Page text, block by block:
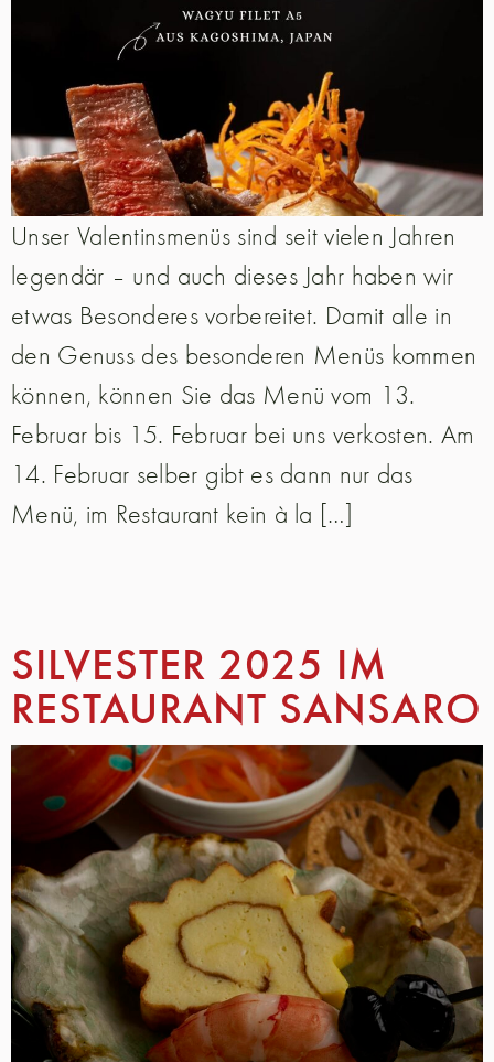
Unser Valentinsmenüs sind seit vielen Jahren
legendär – und auch dieses Jahr haben wir
etwas Besonderes vorbereitet. Damit alle in
den Genuss des besonderen Menüs kommen
können, können Sie das Menü vom 13.
Februar bis 15. Februar bei uns verkosten. Am
14. Februar selber gibt es dann nur das
Menü, im Restaurant kein à la […]
SILVESTER 2025 IM
RESTAURANT SANSARO